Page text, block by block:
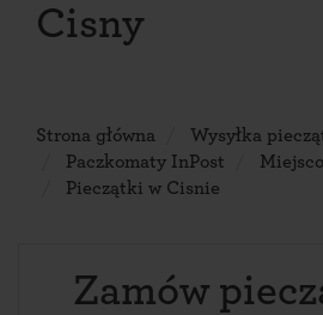
Cisny
Strona główna
Wysyłka
Paczkomaty InPost
Pieczątki w Cisnie
Zamów